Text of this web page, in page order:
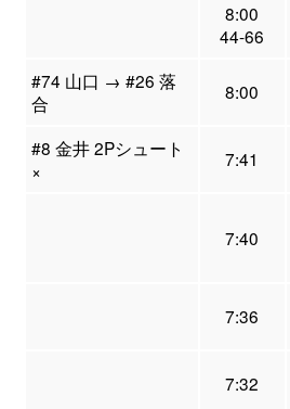
8:00
44-66
#74 山口 → #26 落
合
8:00
#8 金井 2Pシュート
×
7:41
7:40
7:36
7:32